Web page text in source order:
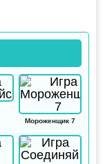
Мороженщик 7